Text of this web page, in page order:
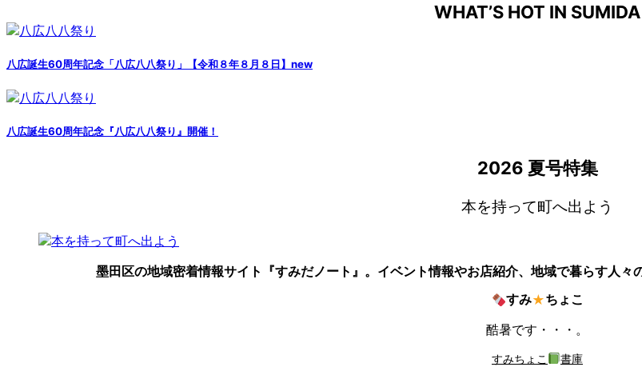
WHAT’S HOT IN SUMIDA
八広誕生60周年記念「八広八八祭り」【令和８年８月８日】 new
八広誕生60周年記念『八広八八祭り』開催！
2026 夏号特集
本を持って町へ出よう
墨田区の地域密着情報サイト『すみだノート』。イベント情報やお店紹介、地域で暮らす人々
すみ★ちょこ
酷暑です・・・。
すみちょこ 書庫